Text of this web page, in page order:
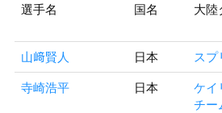
選手名 国名 大陸
山﨑賢人 日本 スプ
寺崎浩平 日本
ケイ
チー